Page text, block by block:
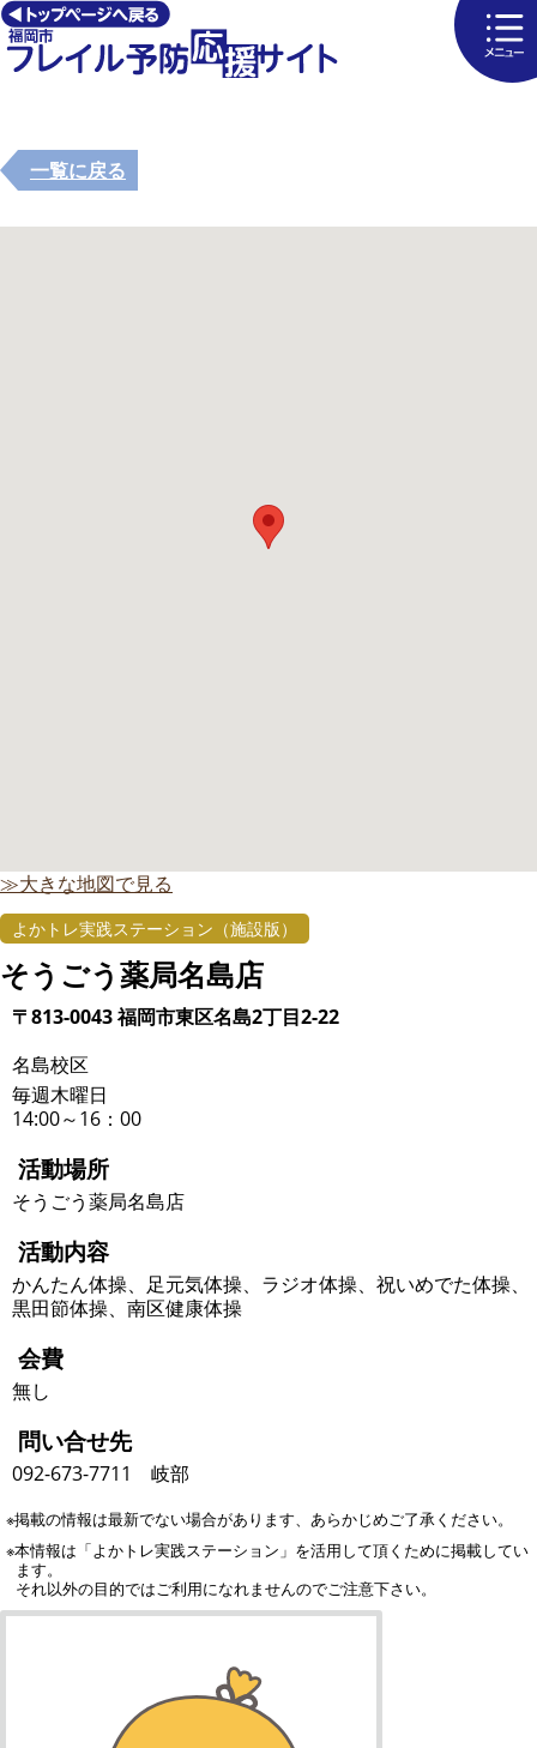
一覧に戻る
≫大きな地図で見る
よかトレ実践ステーション（施設版）
そうごう薬局名島店
〒813-0043 福岡市東区名島2丁目2-22
名島校区
毎週木曜日
14:00～16：00
活動場所
そうごう薬局名島店
活動内容
かんたん体操、足元気体操、ラジオ体操、祝いめでた体操、
黒田節体操、南区健康体操
会費
無し
問い合せ先
092-673-7711 岐部
※掲載の情報は最新でない場合があります、あらかじめご了承ください。
※本情報は「よかトレ実践ステーション」を活用して頂くために掲載してい
ます。
それ以外の目的ではご利用になれませんのでご注意下さい。